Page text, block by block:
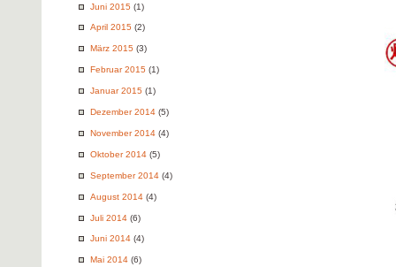
Juni 2015 (1)
April 2015 (2)
März 2015 (3)
Februar 2015 (1)
Januar 2015 (1)
Dezember 2014 (5)
November 2014 (4)
Oktober 2014 (5)
September 2014 (4)
August 2014 (4)
Juli 2014 (6)
Juni 2014 (4)
Mai 2014 (6)